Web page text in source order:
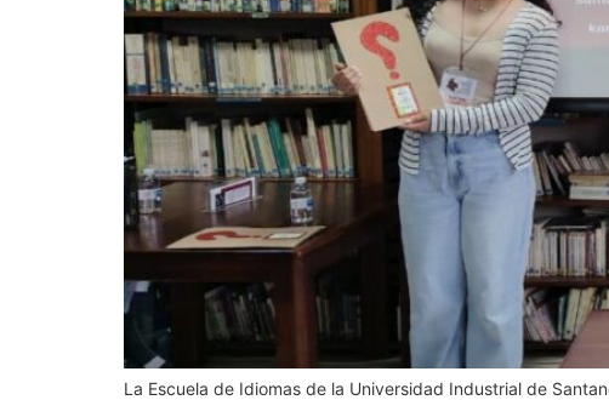
La Escuela de Idiomas de la Universidad Industrial de